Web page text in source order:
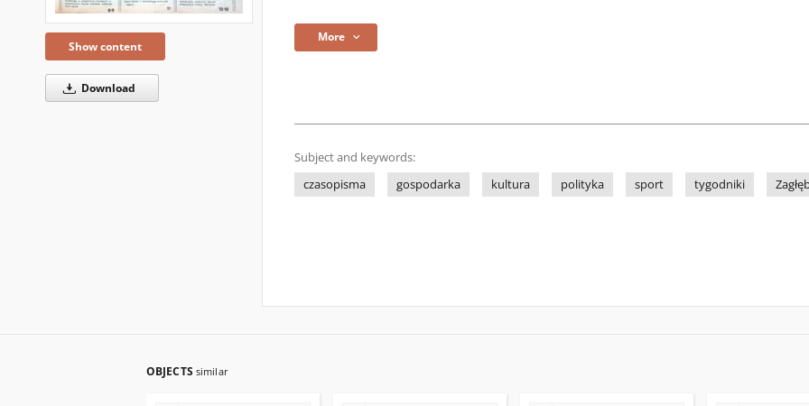
Show content
Download
More
Subject and keywords:
czasopisma
gospodarka kultura polityka sport tygodniki
OBJECTS similar